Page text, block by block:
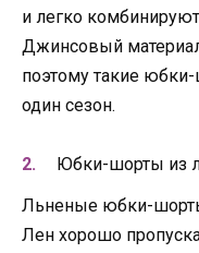
и легко
Джинсовый
поэтому такие
один сезон.
Юбки-шорты из
Льненые юбки-
Лен хорошо